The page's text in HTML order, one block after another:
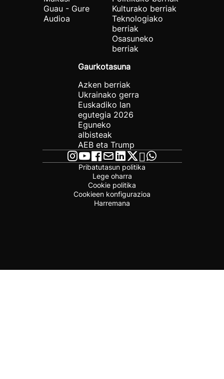
Guau - Gure
Audioa
Kulturako berriak
Teknologiako
berriak
Osasuneko
berriak
Gaurkotasuna
Azken berriak
Ukrainako gerra
Euskadiko lan
egutegia 2026
Eguneko
albisteak
AEB eta Trump
Pribatutasun politika
Lege oharra
Cookie politika
Cookieen konfigurazioa
Harremana